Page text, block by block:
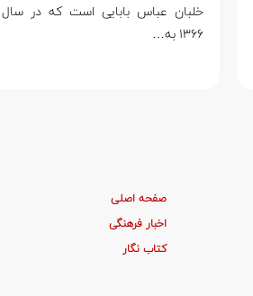
خلبان عباس بابایی است که در سال
۱۳۶۶ به…
صفحه اصلی
اخبار فرهنگی
کتاب نگار